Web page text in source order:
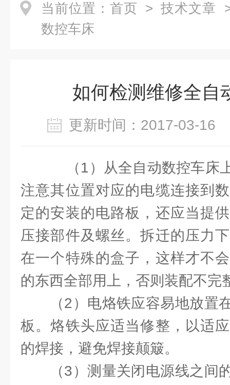
当前位置： 首页 > 技术文章
数控车床
如何检测维修全自
更新时间：2017-03-
（1）从全自动数控车床
注意其位置对应的电缆连接到
定的安装的电路板，还应当提
压接部件及螺丝。拆迁的压力
在一个特殊的盒子，这样才不
的东西全部用上，否则装配不完
（2）电烙铁应容易地放置
板。烙铁头应适当修整，以适
的焊接，避免焊接颠簸。
（3）测量关闭电源线之间